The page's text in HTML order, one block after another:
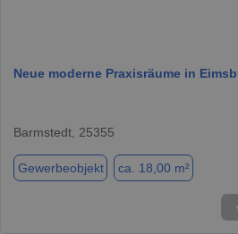
Neue moderne Praxisräume in
Barmstedt, 25355
Gewerbeobjekt ca. 18,00 m²